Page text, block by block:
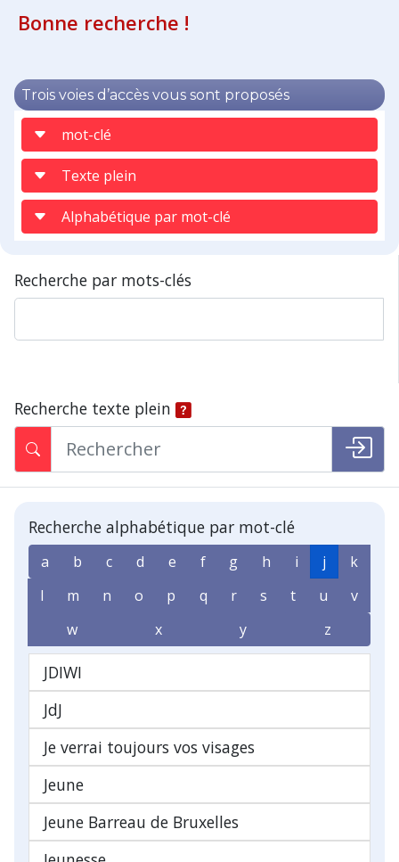
Bonne recherche !
Trois voies d’accès vous sont proposés
mot-clé
Texte plein
Alphabétique par mot-clé
Recherche par mots-clés
Recherche texte plein
Recherche alphabétique par mot-clé
a b c d e f g h i j
k
l
m n o p q r s t u
v
w
x y z
JDIWI
JdJ
Je verrai toujours vos visages
Jeune
Jeune Barreau de Bruxelles